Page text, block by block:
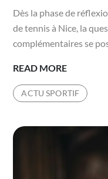
Dès la phase de
de tennis à Nice, la
complémentaires se
READ MOREQUELS
AVEC
ACTU SPORTIF